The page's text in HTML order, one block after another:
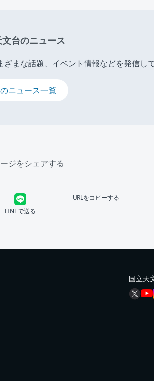
文台のニュース
まな話題、イベント情報などを発信して
ニュース一覧
ジをシェアする
LINEで送る
URLをコピーする
国立天